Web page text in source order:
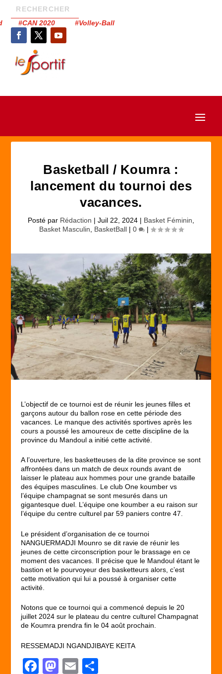
#CAN 2020 #Volley-Ball
Basketball / Koumra :
lancement du tournoi des
vacances.
Posté par Rédaction | Juil 22, 2024 | Basket Féminin
Basket Masculin
BasketBall| 0 |
L’objectif de ce tournoi est de réunir les jeunes filles et
garçons autour du ballon rose en cette période des
vacances. Le manque des activités sportives après les
cours a poussé les amoureux de cette discipline de la
province du Mandoul a initié cette activité.
A l’ouverture, les basketteuses de la dite province se sont
affrontées dans un match de deux rounds avant de
laisser le plateau aux hommes pour une grande bataille
des équipes masculines. Le club One koumber vs
l’équipe champagnat se sont mesurés dans un
gigantesque duel. L’équipe one koumber a eu raison sur
l’équipe du centre culturel par 59 paniers contre 47.
Le président d’organisation de ce tournoi
NANGUERMADJI Mounro se dit ravie de réunir les
jeunes de cette circonscription pour le brassage en ce
moment des vacances. Il précise que le Mandoul étant le
bastion et le pourvoyeur des basketteurs alors, c’est
cette motivation qui lui a poussé à organiser cette
activité.
Notons que ce tournoi qui a commencé depuis le 20
juillet 2024 sur le plateau du centre culturel Champagnat
de Koumra prendra fin le 04 août prochain.
RESSEMADJI NGANDJIBAYE KEITA
F
M E